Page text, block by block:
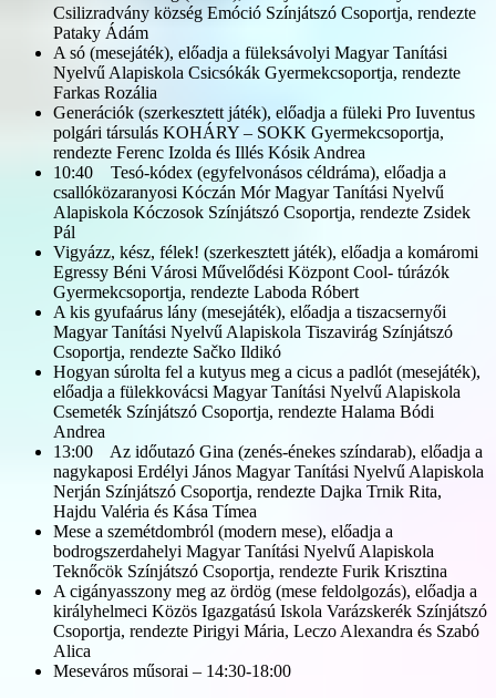
Csilizradvány község Emóció Színjátszó Csoportja, rendezte
Pataky Ádám
A só (mesejáték), előadja a füleksávolyi Magyar Tanítási
Nyelvű Alapiskola Csicsókák Gyermekcsoportja, rendezte
Farkas Rozália
Generációk (szerkesztett játék), előadja a füleki Pro Iuventus
polgári társulás KOHÁRY – SOKK Gyermekcsoportja,
rendezte Ferenc Izolda és Illés Kósik Andrea
10:40 Tesó-kódex (egyfelvonásos céldráma), előadja a
csallóközaranyosi Kóczán Mór Magyar Tanítási Nyelvű
Alapiskola Kóczosok Színjátszó Csoportja, rendezte Zsidek
Pál
Vigyázz, kész, félek! (szerkesztett játék), előadja a komáromi
Egressy Béni Városi Művelődési Központ Cool- túrázók
Gyermekcsoportja, rendezte Laboda Róbert
A kis gyufaárus lány (mesejáték), előadja a tiszacsernyői
Magyar Tanítási Nyelvű Alapiskola Tiszavirág Színjátszó
Csoportja, rendezte Sačko Ildikó
Hogyan súrolta fel a kutyus meg a cicus a padlót (mesejáték),
előadja a fülekkovácsi Magyar Tanítási Nyelvű Alapiskola
Csemeték Színjátszó Csoportja, rendezte Halama Bódi
Andrea
13:00 Az időutazó Gina (zenés-énekes színdarab), előadja a
nagykaposi Erdélyi János Magyar Tanítási Nyelvű Alapiskola
Nerján Színjátszó Csoportja, rendezte Dajka Trnik Rita,
Hajdu Valéria és Kása Tímea
Mese a szemétdombról (modern mese), előadja a
bodrogszerdahelyi Magyar Tanítási Nyelvű Alapiskola
Teknőcök Színjátszó Csoportja, rendezte Furik Krisztina
A cigányasszony meg az ördög (mese feldolgozás), előadja a
királyhelmeci Közös Igazgatású Iskola Varázskerék Színjátszó
Csoportja, rendezte Pirigyi Mária, Leczo Alexandra és Szabó
Alica
Meseváros műsorai – 14:30-18:00